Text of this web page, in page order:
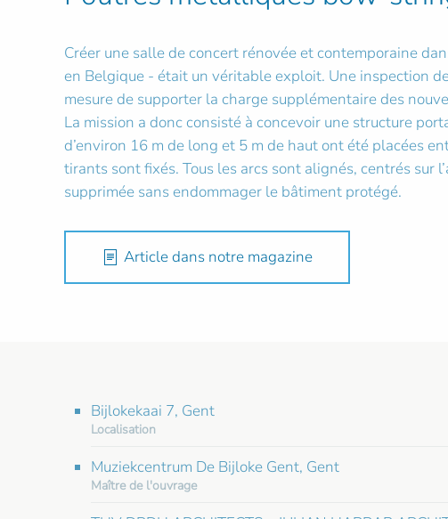
Créer une salle de concert rénovée et contemporaine
en Belgique - était un véritable exploit. Une inspection
mesure de supporter la charge supplémentaire des
La mission a donc consisté à concevoir une structure
d’environ 16 m de long et 5 m de haut ont été placées
tirants sont fixés. Tous les arcs sont alignés, centrés sur
supprimée sans endommager le bâtiment protégé.
Article dans notre magazine
Bijlokekaai 7, Gent
Localisation
Muziekcentrum De Bijloke Gent, Gent
Maître de l'ouvrage